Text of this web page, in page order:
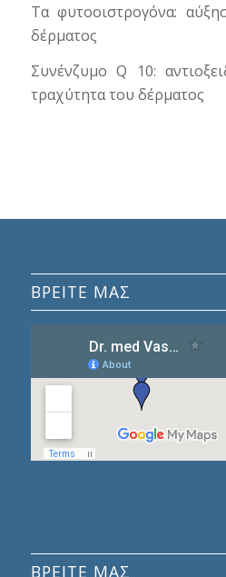
Τα φυτοοιστρογόνα:
δέρματος
Συνένζυμο Q 10:
τραχύτητα του δέρματος
ΒΡΕΊΤΕ ΜΑΣ
ΒΡΕΙΤΕ ΜΑΣ